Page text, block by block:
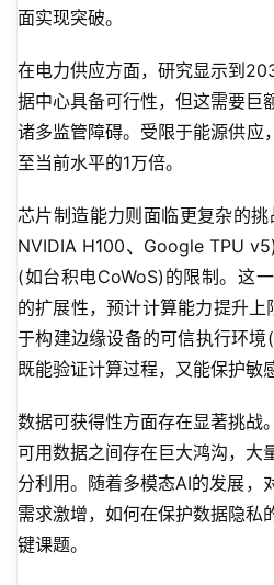
面实现突破。
在电力供应方面，研究显示到
据中心具备可行性，但这需要巨
诸多监管障碍。受限于能源供应
至当前水平的1万倍。
芯片制造能力则面临更复杂的
NVIDIA H100、Google TPU
(如台积电CoWoS)的限制。这
的扩展性，预计计算能力提升
于构建边缘设备的可信执行环
既能验证计算过程，又能保护敏
数据可获得性方面存在显著挑战
可用数据之间存在巨大鸿沟，大
分利用。随着多模态AI的发展，
需求激增，如何在保护数据隐私
键课题。